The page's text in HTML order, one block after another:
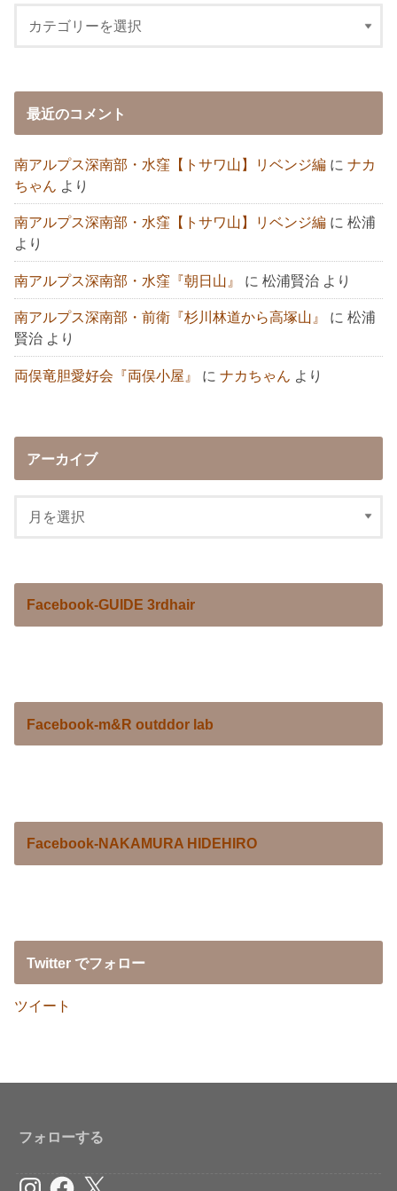
最近のコメント
南アルプス深南部・水窪【トサワ山】リベンジ編 にナカ
ちゃん より
南アルプス深南部・水窪【トサワ山】リベンジ編 に松浦
より
南アルプス深南部・水窪『朝日山』 に松浦賢治 より
南アルプス深南部・前衛『杉川林道から高塚山』 に松浦
賢治 より
両俣竜胆愛好会『両俣小屋』 にナカちゃん より
アーカイブ
Facebook-GUIDE 3rdhair
Facebook-m&R outddor lab
Facebook-NAKAMURA HIDEHIRO
Twitter でフォロー
ツイート
フォローする
InstagramFacebook
X